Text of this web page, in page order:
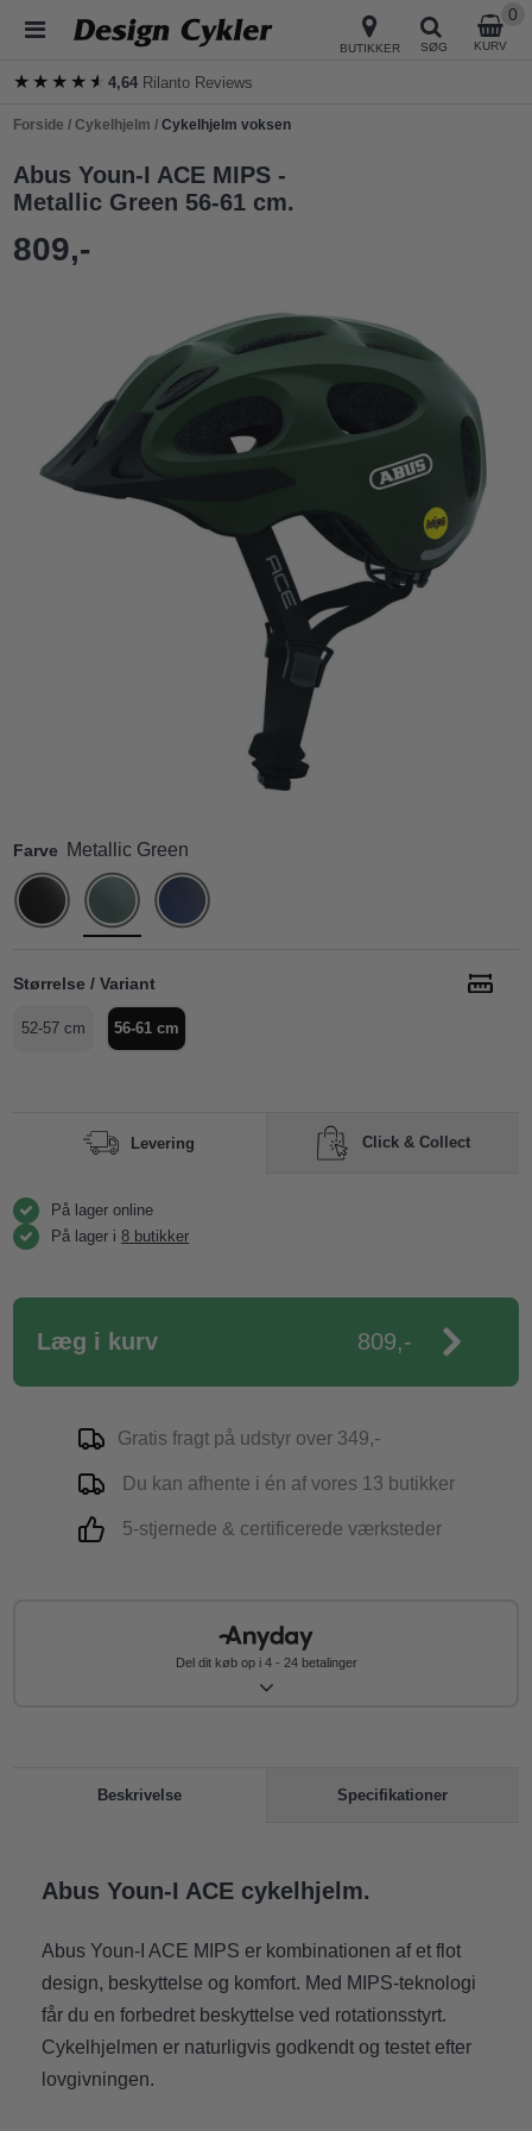
BUTIKKER SØG KURV
0
★★★★★
★★★★★4,64 Rilanto Reviews
Forside /Cykelhjelm /Cykelhjelm voksen
Abus Youn-I ACE MIPS -
Metallic Green 56-61 cm.
809,-
Farve Metallic Green
Størrelse / Variant
52-57 cm 56-61 cm
Levering Click & Collect
På lager online
På lager i8 butikker
Læg i kurv 809,-
Gratis fragt på udstyr over 349,-
Du kan afhente i én af vores 13 butikker
5-stjernede & certificerede værksteder
Del dit køb op i 4 - 24 betalinger
Beskrivelse Specifikationer
Abus Youn-I ACE cykelhjelm.
Abus Youn-I ACE MIPS er kombinationen af et flot
design, beskyttelse og komfort. Med MIPS-teknologi
får du en forbedret beskyttelse ved rotationsstyrt.
Cykelhjelmen er naturligvis godkendt og testet efter
lovgivningen.